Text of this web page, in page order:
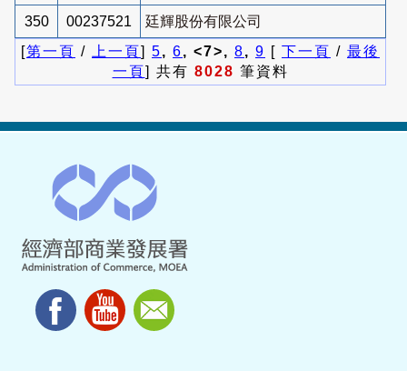
350 00237521
廷輝股份有限公司
[第一頁 / 上一頁] 5, 6, <7>, 8, 9 [ 下一頁 / 最後
一頁] 共有 8028 筆資料